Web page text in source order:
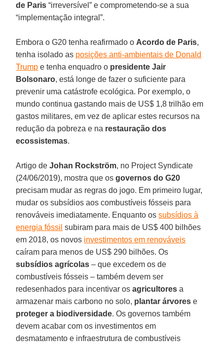
de Paris “irreversível” e comprometendo-se a sua
“implementação integral”.
Embora o G20 tenha reafirmado o Acordo de Paris,
tenha isolado as posições anti-ambientais de Donald
Trump e tenha enquadro o presidente Jair
Bolsonaro, está longe de fazer o suficiente para
prevenir uma catástrofe ecológica. Por exemplo, o
mundo continua gastando mais de US$ 1,8 trilhão em
gastos militares, em vez de aplicar estes recursos na
redução da pobreza e na restauração dos
ecossistemas.
Artigo deJohan Rockström, no Project Syndicate
(24/06/2019), mostra que osgovernos do G20
precisam mudar as regras do jogo. Em primeiro lugar,
mudar os subsídios aos combustíveis fósseis para
renováveis imediatamente. Enquanto ossubsídios à
energia fóssil subiram para mais de US$ 400 bilhões
em 2018, os novos investimentos em renováveis
caíram para menos de US$ 290 bilhões. Os
subsídios agrícolas – que excedem os de
combustíveis fósseis – também devem ser
redesenhados para incentivar osagricultores a
armazenar mais carbono no solo, plantar árvores e
proteger a biodiversidade. Os governos também
devem acabar com os investimentos em
desmatamento e infraestrutura de combustíveis